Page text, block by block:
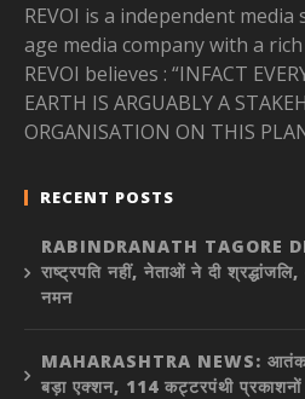
REVOI is a independent
age media company with a
REVOI believes : “INFACT
EARTH IS ARGUABLY A
ORGANISATION ON THIS
RECENT POSTS
RABINDRANATH TAGORE
राष्ट्रपति नहीं, नेताओं ने दी
नमन
MAHARASHTRA NEWS:
बड़ा एक्शन, 114 कट्टरपंथी प्रकाशनों